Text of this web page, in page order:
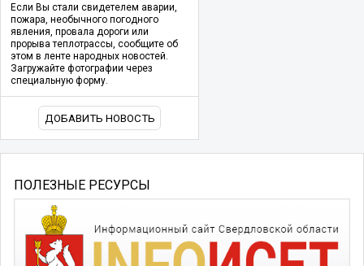
Если Вы стали свидетелем аварии,
пожара, необычного погодного
явления, провала дороги или
прорыва теплотрассы, сообщите об
этом в ленте народных новостей.
Загружайте фотографии через
специальную форму.
ДОБАВИТЬ НОВОСТЬ
ПОЛЕЗНЫЕ РЕСУРСЫ